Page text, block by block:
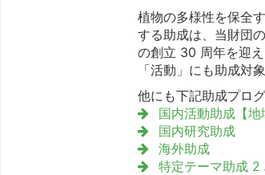
植物の多様性を保全
する助成は、当財団
の創立 30 周年を迎
「活動」にも助成対
他にも下記助成プロ
国内活動助成【地
国内研究助成
海外助成
特定テーマ助成 2